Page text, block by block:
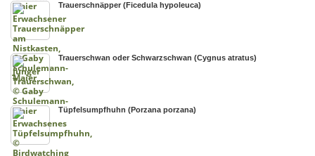
Trauerschnäpper (Ficedula hypoleuca)
Trauerschwan oder Schwarzschwan (Cygnus atratus)
Tüpfelsumpfhuhn (Porzana porzana)